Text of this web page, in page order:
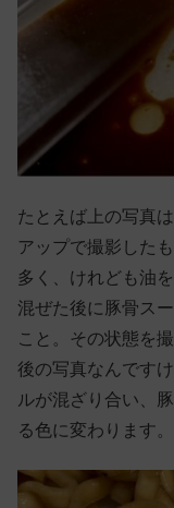
たとえば上の写真
アップで撮影した
多く、けれども油
混ぜた後に豚骨ス
こと。その状態を
後の写真なんです
ルが混ざり合い、
る色に変わります。